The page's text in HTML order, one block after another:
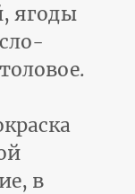
ягоды
в